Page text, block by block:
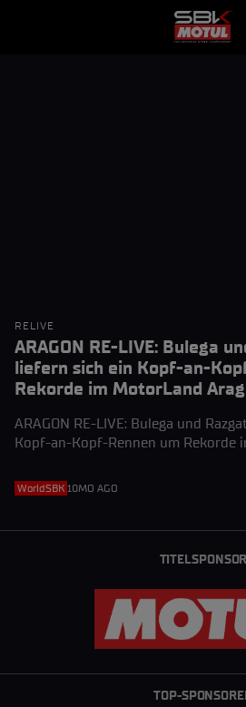
RELIVE
ARAGON RE-LIVE: Bulega
liefern sich ein Kopf-an-
Rekorde im MotorLand
ARAGON RE-LIVE: Bulega und
Kopf-an-Kopf-Rennen um Rekorde
WorldSBK 10MO AGO
TITELSPONSOR
TOP-